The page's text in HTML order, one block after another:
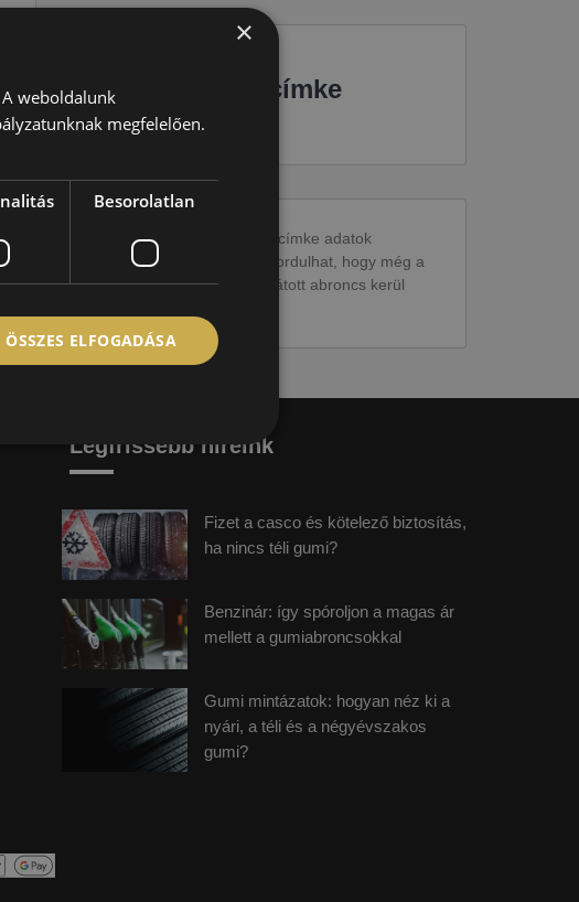
EU-s abroncscímke
Figyelem a feltüntetett címke adatok
tájékoztató jellegűek. Előfordulhat, hogy még a
korábbi EU-s címkével ellátott abroncs kerül
Legfrissebb híreink
Fizet a casco és kötelező biztosítás,
ha nincs téli gumi?
Benzinár: így spóroljon a magas ár
mellett a gumiabroncsokkal
Gumi mintázatok: hogyan néz ki a
nyári, a téli és a négyévszakos
gumi?
×
weboldalunk
megfelelően.
Besorolatlan
ÖSSZES ELFOGADÁSA